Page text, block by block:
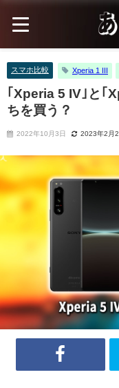
スマホ比較 Xperia 1 III
｢Xperia 5 IV｣と｢
ちを買う？
2022年10月3日 2023年2月2